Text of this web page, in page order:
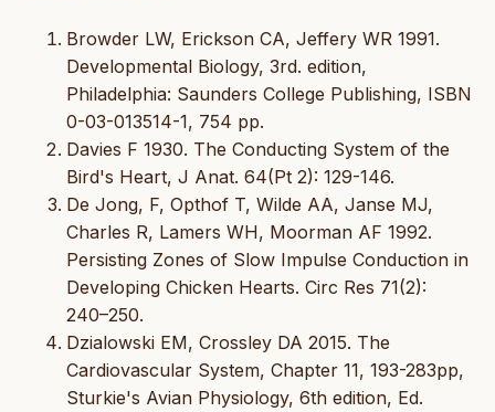
Browder LW, Erickson CA, Jeffery WR 1991.
Developmental Biology, 3rd. edition,
Philadelphia: Saunders College Publishing, ISBN
0-03-013514-1, 754 pp.
Davies F 1930. The Conducting System of the
Bird's Heart, J Anat. 64(Pt 2): 129-146.
De Jong, F, Opthof T, Wilde AA, Janse MJ,
Charles R, Lamers WH, Moorman AF 1992.
Persisting Zones of Slow Impulse Conduction in
Developing Chicken Hearts. Circ Res 71(2):
240–250.
Dzialowski EM, Crossley DA 2015. The
Cardiovascular System, Chapter 11, 193-283pp,
Sturkie's Avian Physiology, 6th edition, Ed.